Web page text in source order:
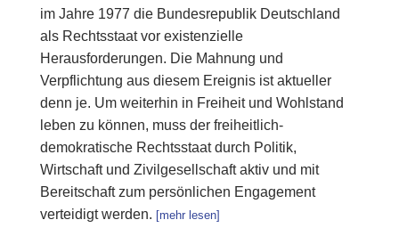
im Jahre 1977 die Bundesrepublik Deutschland
als Rechtsstaat vor existenzielle
Herausforderungen. Die Mahnung und
Verpflichtung aus diesem Ereignis ist aktueller
denn je. Um weiterhin in Freiheit und Wohlstand
leben zu können, muss der freiheitlich-
demokratische Rechtsstaat durch Politik,
Wirtschaft und Zivilgesellschaft aktiv und mit
Bereitschaft zum persönlichen Engagement
verteidigt werden. [mehr lesen]